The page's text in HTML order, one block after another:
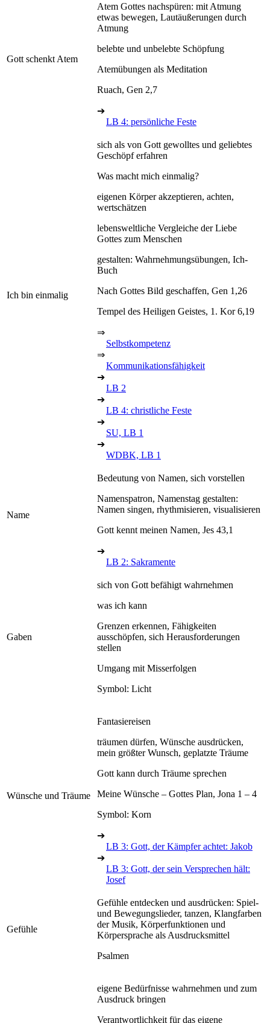
Gott schenkt Atem
Atem Gottes nachspüren: mit Atmung
etwas bewegen, Lautäußerungen durch
Atmung
belebte und unbelebte Schöpfung
Atemübungen als Meditation
Ruach, Gen 2,7
➔
LB 4: persönliche Feste
Ich bin einmalig
sich als von Gott gewolltes und geliebtes
Geschöpf erfahren
Was macht mich einmalig?
eigenen Körper akzeptieren, achten,
wertschätzen
lebensweltliche Vergleiche der Liebe
Gottes zum Menschen
gestalten: Wahrnehmungsübungen, Ich-
Buch
Nach Gottes Bild geschaffen, Gen 1,26
Tempel des Heiligen Geistes, 1. Kor 6,19
⇒
Selbstkompetenz
⇒
Kommunikationsfähigkeit
➔
LB 2
➔
LB 4: christliche Feste
➔
SU, LB 1
➔
WDBK, LB 1
Name
Bedeutung von Namen, sich vorstellen
Namenspatron, Namenstag gestalten:
Namen singen, rhythmisieren, visualisieren
Gott kennt meinen Namen, Jes 43,1
➔
LB 2: Sakramente
Gaben
sich von Gott befähigt wahrnehmen
was ich kann
Grenzen erkennen, Fähigkeiten
ausschöpfen, sich Herausforderungen
stellen
Umgang mit Misserfolgen
Symbol: Licht
Wünsche und Träume
Fantasiereisen
träumen dürfen, Wünsche ausdrücken,
mein größter Wunsch, geplatzte Träume
Gott kann durch Träume sprechen
Meine Wünsche – Gottes Plan, Jona 1 – 4
Symbol: Korn
➔
LB 3: Gott, der Kämpfer achtet: Jakob
➔
LB 3: Gott, der sein Versprechen hält:
Josef
Gefühle
Gefühle entdecken und ausdrücken: Spiel-
und Bewegungslieder, tanzen, Klangfarben
der Musik, Körperfunktionen und
Körpersprache als Ausdrucksmittel
Psalmen
eigene Bedürfnisse wahrnehmen und zum
Ausdruck bringen
Verantwortlichkeit für das eigene